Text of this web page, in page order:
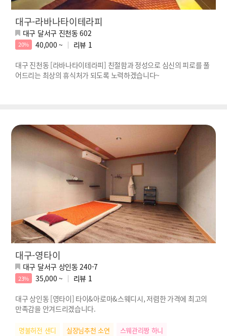
대구-라바나타이테라피
대구 달서구 진천동 602
20% 40,000 ~ 리뷰 1
대구 진천동 [라바나타이테라피] 친절함과 정성으로 심신의 피로를 풀
어드리는 ​최상의 휴식처가 되도록 노력하겠습니다~
대구-영타이
대구 달서구 상인동 240-7
23% 35,000 ~ 리뷰 1
대구 상인동 [영타이] 타이&아로마&스웨디시, 저렴한 가격에 최고의
만족감을 안겨드리겠습니다.
명불허전 샌디 실장님추천 소연 스웨관리짱 하니